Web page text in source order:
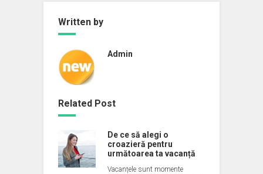
Written by
Admin
Related Post
De ce să alegi o
croazieră pentru
următoarea ta vacanță
Vacanțele sunt momente